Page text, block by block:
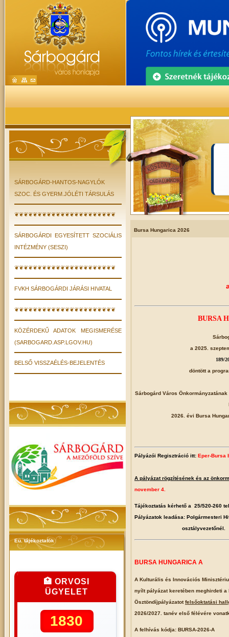
SÁRBOGÁRD-HANTOS-NAGYLÓK
SZOC. ÉS GYERM.JÓLÉTI TÁRSULÁS
❦❦❦❦❦❦❦❦❦❦❦❦❦❦❦❦❦❦❦❦❦❦
SÁRBOGÁRDI EGYESÍTETT SZOCIÁLIS
INTÉZMÉNY (SESZI)
❦❦❦❦❦❦❦❦❦❦❦❦❦❦❦❦❦❦❦❦❦❦
FVKH SÁRBOGÁRDI JÁRÁSI HIVATAL
❦❦❦❦❦❦❦❦❦❦❦❦❦❦❦❦❦❦❦❦❦❦
KÖZÉRDEKŰ ADATOK MEGISMERÉSE
(SARBOGARD.ASP.LGOV.HU)
BELSŐ VISSZAÉLÉS-BEJELENTÉS
Eü. tájékoztatók
🏥 ORVOSI
ÜGYELET
1830
Bursa Hungarica 2026
BURSA
a 2025.
189/
döntött a
Sárbogárd Város
2026. évi Bursa
Pályázói Regisztráció itt: Eper-Bursa
A pályázat rögzítésének és az
november 4.
Tájékoztatás kérhető a 25/520-260
Pályázatok leadása:
osztályvezetőnél.
BURSA HUNGARICA A
A Kulturális és Innovációs
nyílt pályázat keretében meghirdeti
Ösztöndíjpályázatotfelsőoktatási
2026/2027. tanév első félévére
A felhívás kódja: BURSA-2026-A